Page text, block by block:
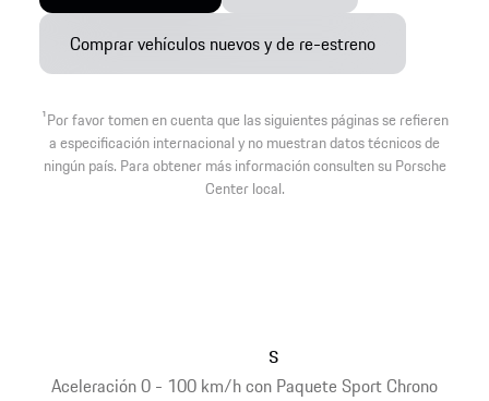
Comprar vehículos nuevos y de re-estreno
1Por favor tomen en cuenta que las siguientes páginas se refieren
a especificación internacional y no muestran datos técnicos de
ningún país. Para obtener más información consulten su Porsche
Center local.
Aceleración 0 - 100 km/h con Paquete Sport Chrono
s